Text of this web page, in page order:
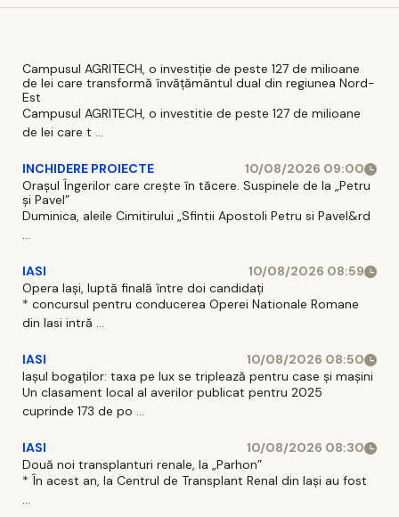
Campusul AGRITECH, o investiție de peste 127 de milioane
de lei care transformă învățământul dual din regiunea Nord-
Est
Campusul AGRITECH, o investitie de peste 127 de milioane
de lei care t ...
INCHIDERE PROIECTE
10/08/2026 09:00
Orașul Îngerilor care crește în tăcere. Suspinele de la „Petru
și Pavel”
Duminica, aleile Cimitirului „Sfintii Apostoli Petru si Pavel&rd
...
IASI
10/08/2026 08:59
Opera Iași, luptă finală între doi candidați
* concursul pentru conducerea Operei Nationale Romane
din Iasi intră ...
IASI
10/08/2026 08:50
Iașul bogaților: taxa pe lux se triplează pentru case și mașini
Un clasament local al averilor publicat pentru 2025
cuprinde 173 de po ...
IASI
10/08/2026 08:30
Două noi transplanturi renale, la „Parhon”
* În acest an, la Centrul de Transplant Renal din Iaşi au fost
...